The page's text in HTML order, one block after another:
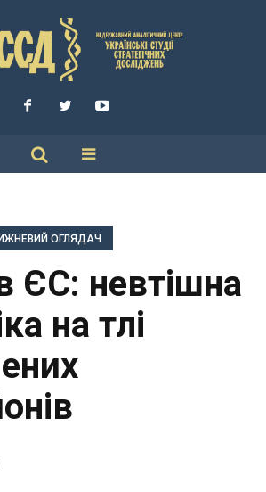
ОГЛЯДАЧ
ЄС: невтішна
на тлі